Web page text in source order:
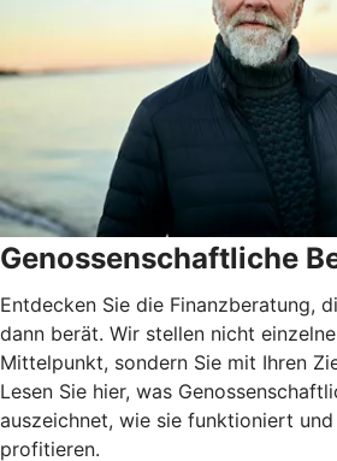
Genossenschaftliche
Entdecken Sie die Finanzberatung,
dann berät. Wir stellen nicht
Mittelpunkt, sondern Sie mit Ihren
Lesen Sie hier, was
auszeichnet, wie sie funktioniert
profitieren.